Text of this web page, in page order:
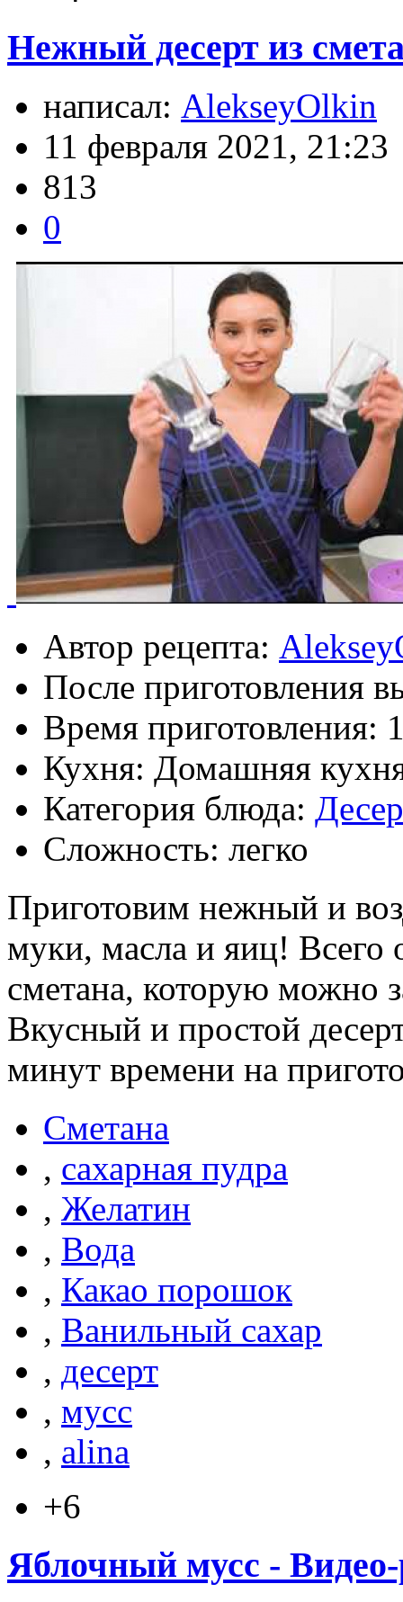
Нежный десерт из
написал: AlekseyOlkin
11 февраля 2021, 21:23
813
0
Автор рецепта:
После приготовления
Время приготовления:
Кухня: Домашняя
Категория блюда:
Сложность: легко
Приготовим нежный и
муки, масла и яиц! Всего
сметана, которую можно
Вкусный и простой
минут времени на
Сметана
, сахарная пудра
, Желатин
, Вода
, Какао порошок
, Ванильный сахар
, десерт
, мусс
, alina
+6
Яблочный мусс - Видео-